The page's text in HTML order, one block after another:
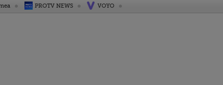
PROTV NEWS VOYO